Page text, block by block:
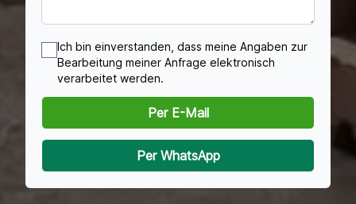
Ich bin einverstanden, dass meine Angaben zur
Bearbeitung meiner Anfrage elektronisch
verarbeitet werden.
Per E-Mail
Per WhatsApp